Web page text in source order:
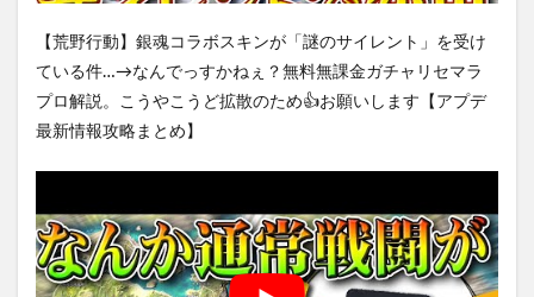
【荒野行動】銀魂コラボスキンが「謎のサイレント」を受け
ている件…→なんでっすかねぇ？無料無課金ガチャリセマラ
プロ解説。こうやこうど拡散のため👍お願いします【アプデ
最新情報攻略まとめ】